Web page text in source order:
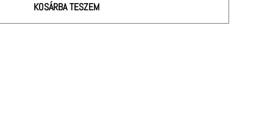
KOSÁRBA TESZEM